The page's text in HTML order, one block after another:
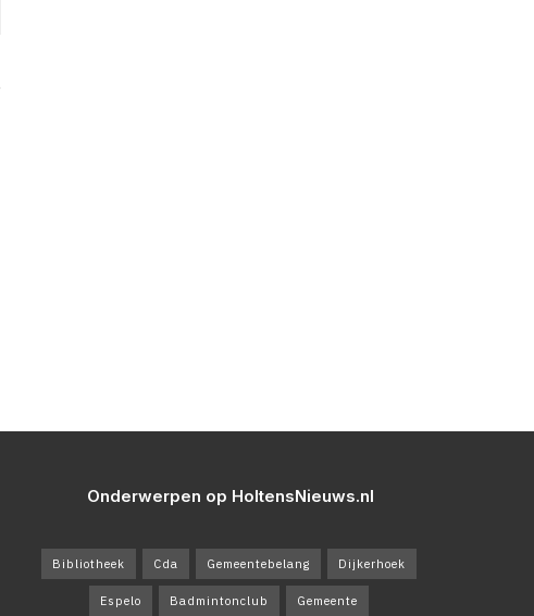
Onderwerpen op HoltensNieuws.nl
Bibliotheek Cda Gemeentebelang Dijkerhoek
Espelo Badmintonclub Gemeente